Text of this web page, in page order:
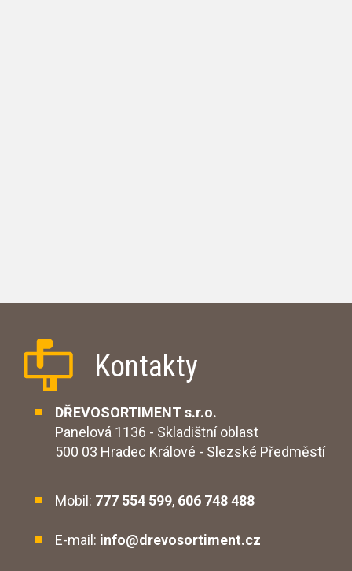
Kontakty
DŘEVOSORTIMENT s.r.o.
Panelová 1136 - Skladištní oblast
500 03 Hradec Králové - Slezské Předměstí
Mobil: 777 554 599, 606 748 488
E-mail: info@drevosortiment.cz